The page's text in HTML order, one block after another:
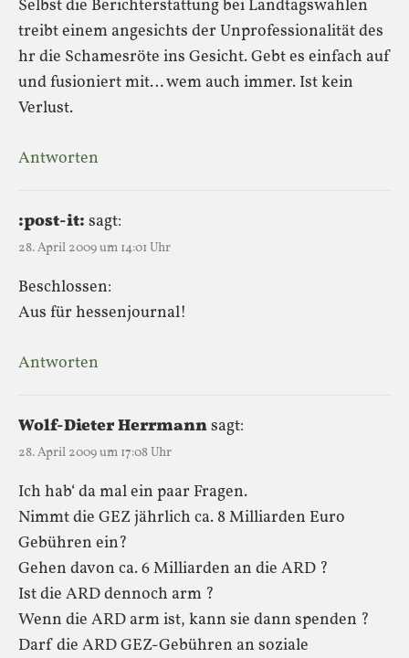
Selbst die Berichterstattung bei Landtagswahlen
treibt einem angesichts der Unprofessionalität des
hr die Schamesröte ins Gesicht. Gebt es einfach auf
und fusioniert mit… wem auch immer. Ist kein
Verlust.
Antworten
:post-it: sagt:
28. April 2009 um 14:01 Uhr
Beschlossen:
Aus für hessenjournal!
Antworten
Wolf-Dieter Herrmannsagt:
28. April 2009 um 17:08 Uhr
Ich hab‘ da mal ein paar Fragen.
Nimmt die GEZ jährlich ca. 8 Milliarden Euro
Gebühren ein?
Gehen davon ca. 6 Milliarden an die ARD ?
Ist die ARD dennoch arm ?
Wenn die ARD arm ist, kann sie dann spenden ?
Darf die ARD GEZ-Gebühren an soziale